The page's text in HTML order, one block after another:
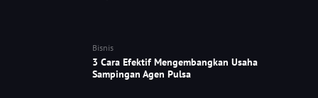
Bisnis
3 Cara Efektif Mengembangkan Usaha
Sampingan Agen Pulsa